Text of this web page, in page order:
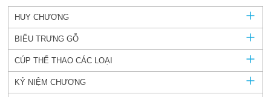
HUY CHƯƠNG
BIỂU TRƯNG GỖ
CÚP THỂ THAO CÁC LOẠI
KỶ NIỆM CHƯƠNG